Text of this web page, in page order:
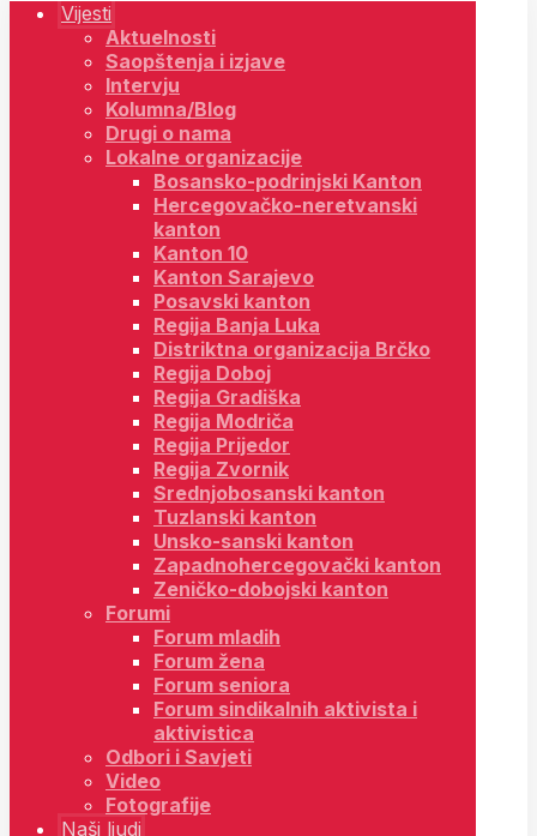
Vijesti
Aktuelnosti
Saopštenja i izjave
Intervju
Kolumna/Blog
Drugi o nama
Lokalne organizacije
Bosansko-podrinjski Kanton
Hercegovačko-neretvanski
kanton
Kanton 10
Kanton Sarajevo
Posavski kanton
Regija Banja Luka
Distriktna organizacija Brčko
Regija Doboj
Regija Gradiška
Regija Modriča
Regija Prijedor
Regija Zvornik
Srednjobosanski kanton
Tuzlanski kanton
Unsko-sanski kanton
Zapadnohercegovački kanton
Zeničko-dobojski kanton
Forumi
Forum mladih
Forum žena
Forum seniora
Forum sindikalnih aktivista i
aktivistica
Odbori i Savjeti
Video
Fotografije
Naši ljudi